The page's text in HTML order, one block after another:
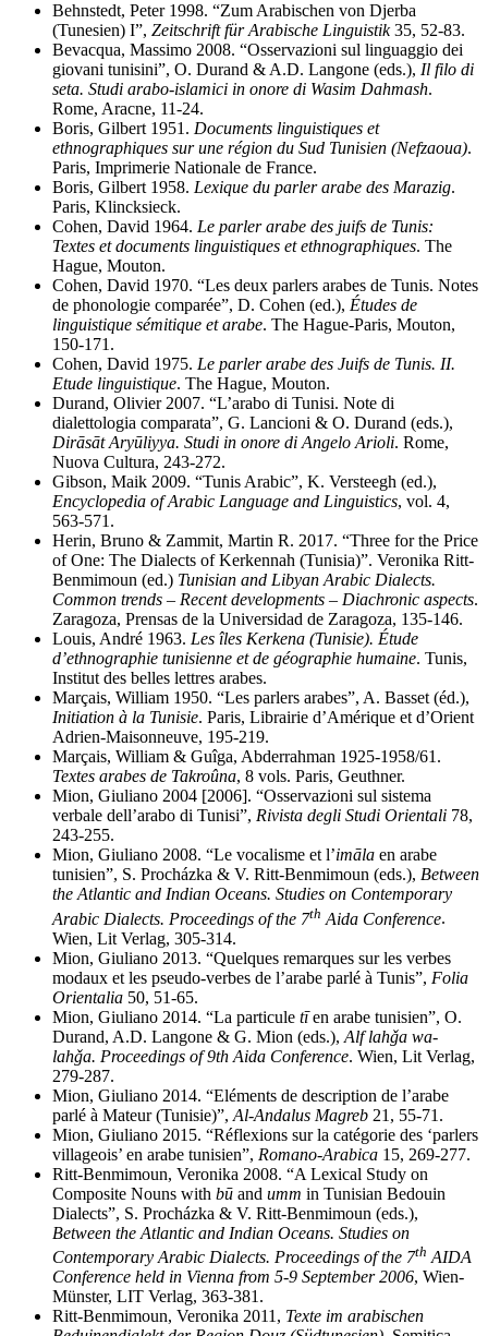
Behnstedt, Peter 1998. “Zum Arabischen von Djerba
(Tunesien) I”, Zeitschrift für Arabische Linguistik35, 52-83.
Bevacqua, Massimo 2008. “Osservazioni sul linguaggio dei
giovani tunisini”, O. Durand & A.D. Langone (eds.), Il filo di
seta. Studi arabo-islamici in onore di Wasim Dahmash.
Rome, Aracne, 11-24.
Boris, Gilbert 1951. Documents linguistiques et
ethnographiques sur une région du Sud Tunisien (Nefzaoua).
Paris, Imprimerie Nationale de France.
Boris, Gilbert 1958. Lexique du parler arabe des Marazig.
Paris, Klincksieck.
Cohen, David 1964. Le parler arabe des juifs de Tunis:
Textes et documents linguistiques et ethnographiques. The
Hague, Mouton.
Cohen, David 1970. “Les deux parlers arabes de Tunis. Notes
de phonologie comparée”, D. Cohen (ed.), Études de
linguistique sémitique et arabe. The Hague-Paris, Mouton,
150-171.
Cohen, David 1975. Le parler arabe des Juifs de Tunis. II.
Etude linguistique. The Hague, Mouton.
Durand, Olivier 2007. “L’arabo di Tunisi. Note di
dialettologia comparata”, G. Lancioni & O. Durand (eds.),
Dirāsāt Aryūliyya. Studi in onore di Angelo Arioli. Rome,
Nuova Cultura, 243-272.
Gibson, Maik 2009. “Tunis Arabic”, K. Versteegh (ed.),
Encyclopedia of Arabic Language and Linguistics, vol. 4,
563-571.
Herin, Bruno & Zammit, Martin R. 2017. “Three for the Price
of One: The Dialects of Kerkennah (Tunisia)”. Veronika Ritt-
Benmimoun (ed.) Tunisian and Libyan Arabic Dialects.
Common trends – Recent developments – Diachronic aspects.
Zaragoza, Prensas de la Universidad de Zaragoza, 135-146.
Louis, André 1963. Les îles Kerkena (Tunisie). Étude
d’ethnographie tunisienne et de géographie humaine. Tunis,
Institut des belles lettres arabes.
Marçais, William 1950. “Les parlers arabes”, A. Basset (éd.),
Initiation à la Tunisie. Paris, Librairie d’Amérique et d’Orient
Adrien-Maisonneuve, 195-219.
Marçais, William & Guîga, Abderrahman 1925-1958/61.
Textes arabes de Takroûna, 8 vols. Paris, Geuthner.
Mion, Giuliano 2004 [2006]. “Osservazioni sul sistema
verbale dell’arabo di Tunisi”, Rivista degli Studi Orientali 78,
243-255.
Mion, Giuliano 2008. “Le vocalisme et l’imāla en arabe
tunisien”, S. Procházka & V. Ritt-Benmimoun (eds.), Between
the Atlantic and Indian Oceans. Studies on Contemporary
Arabic Dialects. Proceedings of the 7th Aida Conference.
Wien, Lit Verlag, 305-314.
Mion, Giuliano 2013. “Quelques remarques sur les verbes
modaux et les pseudo-verbes de l’arabe parlé à Tunis”, Folia
Orientalia 50, 51-65.
Mion, Giuliano 2014. “La particule tīen arabe tunisien”, O.
Durand, A.D. Langone & G. Mion (eds.), Alf lahǧa wa-
lahǧa. Proceedings of 9th Aida Conference. Wien, Lit Verlag,
279-287.
Mion, Giuliano 2014. “Eléments de description de l’arabe
parlé à Mateur (Tunisie)”, Al-Andalus Magreb 21, 55-71.
Mion, Giuliano 2015. “Réflexions sur la catégorie des ‘parlers
villageois’ en arabe tunisien”, Romano-Arabica 15, 269-277.
Ritt-Benmimoun, Veronika 2008. “A Lexical Study on
Composite Nouns with bū and umm in Tunisian Bedouin
Dialects”, S. Procházka & V. Ritt-Benmimoun (eds.),
Between the Atlantic and Indian Oceans. Studies on
Contemporary Arabic Dialects. Proceedings of the 7th AIDA
Conference held in Vienna from 5-9 September 2006, Wien-
Münster, LIT Verlag, 363-381.
Ritt-Benmimoun, Veronika 2011, Texte im arabischen